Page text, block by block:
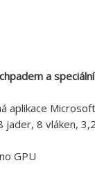
a
aplikace
jader, 8 vláken,
GPU